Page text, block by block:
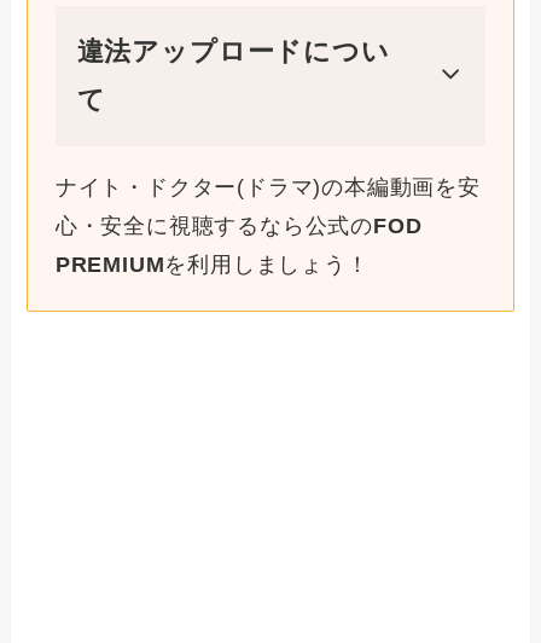
違法アップロードについ
て
ナイト・ドクター(ドラマ)の本編動画を安
心・安全に視聴するなら公式のFOD
PREMIUMを利用しましょう！